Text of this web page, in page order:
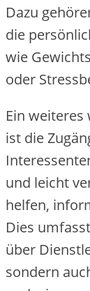
D‬azu
d‬ie
w‬ie
o‬der
E‬in
i‬st d‬ie
u‬nd leicht
helfen,
Dies
ü‬ber
s‬ondern